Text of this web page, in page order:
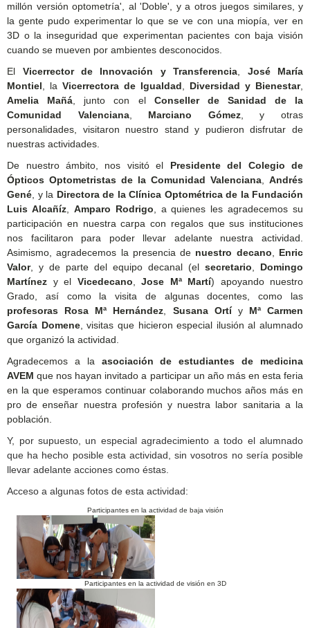
millón versión optometría', al 'Doble', y a otros juegos similares, y
la gente pudo experimentar lo que se ve con una miopía, ver en
3D o la inseguridad que experimentan pacientes con baja visión
cuando se mueven por ambientes desconocidos.
El Vicerrector de Innovación y Transferencia
José María
Montiel , laVicerrectora de Igualdad Diversidad y Bienestar,
Amelia Mañá , junto con el Conseller de Sanidad de la
Comunidad Valenciana, Marciano Gómez, y otras
personalidades, visitaron nuestro stand y pudieron disfrutar de
nuestras actividades.
De nuestro ámbito, nos visitó el Presidente del Colegio de
Ópticos Optometristas de la Comunidad Valenciana ,Andrés
Gené , y la Directora de la Clínica Optométrica de la Fundación
Luis Alcañíz, Amparo Rodrigo , a quienes les agradecemos su
participación en nuestra carpa con regalos que sus instituciones
nos facilitaron para poder llevar adelante nuestra actividad.
Asimismo, agradecemos la presencia de nuestro decano
Enric
Valor, y de parte del equipo decanal (elsecretario
Domingo
Martínez y el Vicedecano ,Jose Mª Martí) apoyando nuestro
Grado, así como la visita de algunas docentes, como las
profesoras Rosa Mª Hernández
Susana Ortíy Mª Carmen
García Domene, visitas que hicieron especial ilusión al alumnado
que organizó la actividad.
Agradecemos a la asociación de estudiantes de medicina
AVEM que nos hayan invitado a participar un año más en esta feria
en la que esperamos continuar colaborando muchos años más en
pro de enseñar nuestra profesión y nuestra labor sanitaria a la
población.
Y, por supuesto, un especial agradecimiento a todo el alumnado
que ha hecho posible esta actividad, sin vosotros no sería posible
llevar adelante acciones como éstas.
Acceso a algunas fotos de esta actividad:
Participantes en la actividad de baja visión
Participantes en la actividad de visión en 3D